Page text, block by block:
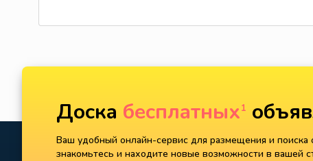
Доска бесплатных1
Ваш удобный онлайн-сервис для размещения и поиска
знакомьтесь и находите новые возможности в вашей